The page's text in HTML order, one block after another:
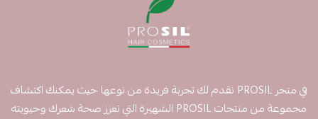
في متجر PROSIL نقدم لك تجربة فريدة من نوعها حيث يمكنك اكتشاف
مجموعة من منتجات PROSIL الشهيرة التي تعزز صحة شعرك وحيويته